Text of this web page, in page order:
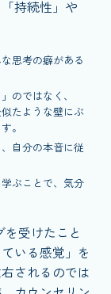
持続性」や
思考の癖がある
のではなく、
たような壁にぶ
。
自分の本音に従
ぶことで、気分
受けたこと
いる感覚」を
されるのでは